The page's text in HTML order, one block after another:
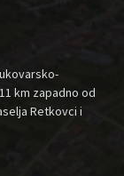
km zapadno od
Retkovci i